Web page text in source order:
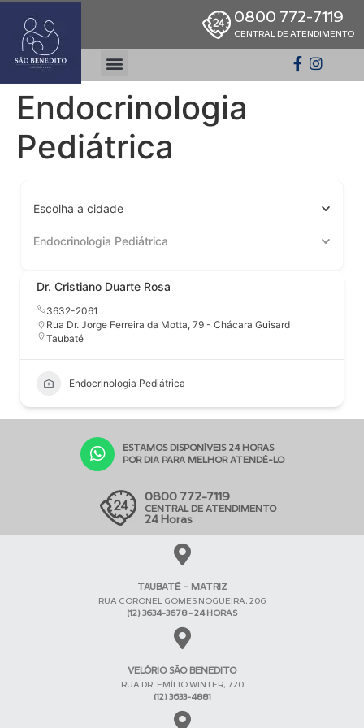
0800 772-7119
CENTRAL DE ATENDIMENTO
Endocrinologia
Pediátrica
Escolha a cidade
Endocrinologia Pediátrica
Dr. Cristiano Duarte Rosa
3632-2061
Rua Dr. Jorge Ferreira da Motta, 79 - Chácara Guisard
Taubaté
Endocrinologia Pediátrica
ESTAMOS DISPONÍVEIS 24 HORAS
POR DIA PARA MELHOR ATENDÊ-LO
0800 772-7119
CENTRAL DE ATENDIMENTO
24 Horas
TAUBATÉ - MATRIZ
RUA CORONEL GOMES NOGUEIRA, 206
(12) 3634-3678 - 24 HORAS
VELÓRIO SÃO BENEDITO
RUA DR. EMÍLIO WINTER, 720
(12) 3633-4881